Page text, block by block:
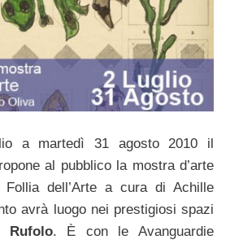
a martedì 31 agosto 2010 il
al pubblico la mostra d’arte
Follia dell’Arte a cura di Achille
avrà luogo nei prestigiosi spazi
Rufolo. È con le Avanguardie